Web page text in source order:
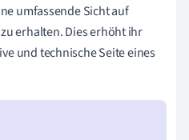
umfassende Sicht auf
erhalten. Dies erhöht ihr
und technische Seite eines